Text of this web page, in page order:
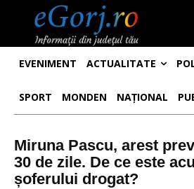
EVENIMENT ACTUALITATE
SPORT MONDEN NAȚIONAL
Miruna Pascu, arest
30 de zile. De ce este
șoferului drogat?